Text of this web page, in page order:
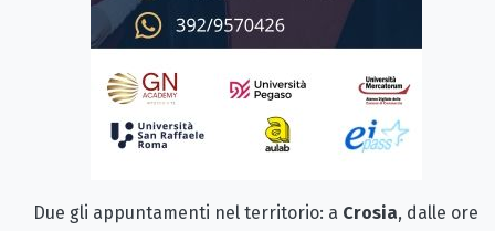
Due gli appuntamenti nel territorio: a Crosia, dalle ore